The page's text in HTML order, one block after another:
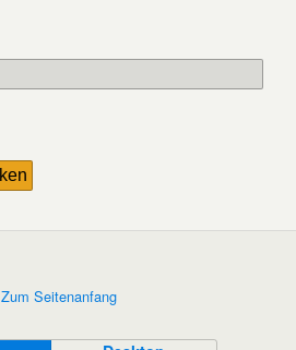
Zum Seitenanfang